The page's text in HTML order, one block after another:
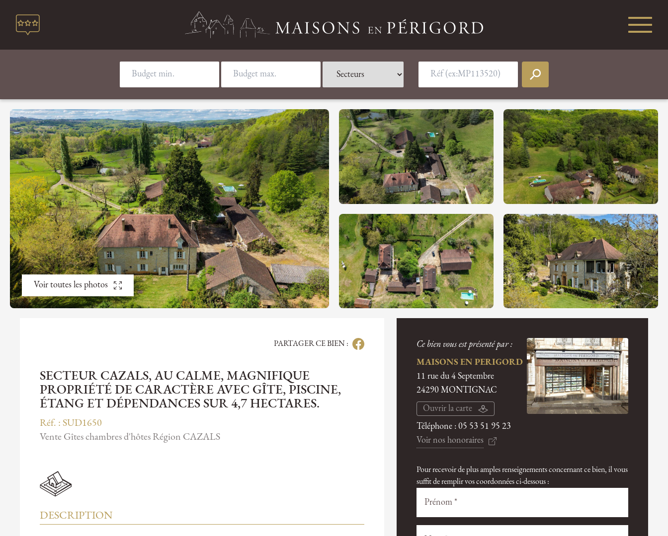
Voir toutes les photos
PARTAGER CE BIEN :
SECTEUR CAZALS, AU CALME, MAGNIFIQUE
PROPRIÉTÉ DE CARACTÈRE AVEC GÎTE, PISCINE,
ÉTANG ET DÉPENDANCES SUR 4,7 HECTARES.
Réf. : SUD1650
Vente Gîtes chambres d'hôtes Région CAZALS
DESCRIPTION
Ce bien vous est présenté par :
MAISONS EN PERIGORD
11 rue du 4 Septembre
24290 MONTIGNAC
Ouvrir la carte
Téléphone :05 53 51 95 23
Voir nos honoraires
Pour recevoir de plus amples renseignements concernant ce bien, il vous
suffit de remplir vos coordonnées ci-dessous :